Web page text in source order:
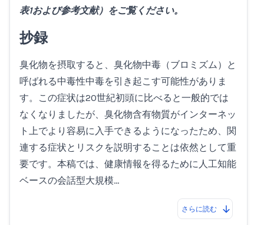
表1および参考文献）をご覧ください。
抄録
臭化物を摂取すると、臭化物中毒（ブロミズム）と
呼ばれる中毒性中毒を引き起こす可能性がありま
す。この症状は20世紀初頭に比べると一般的では
なくなりましたが、臭化物含有物質がインターネッ
ト上でより容易に入手できるようになったため、関
連する症状とリスクを説明することは依然として重
要です。本稿では、健康情報を得るために人工知能
ベースの会話型大規模…
さらに読む